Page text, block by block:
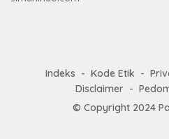
Indeks Kode Etik
Disclaimer
© Copyright 2024